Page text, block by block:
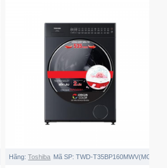
Hãng: Toshiba Mã SP: TWD-T35BP160MWV(MG)